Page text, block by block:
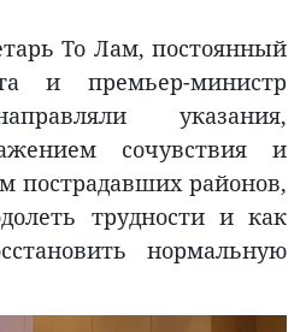
То Лам, постоянный
и премьер-министр
указания,
сочувствия и
пострадавших районов,
трудности и как
нормальную